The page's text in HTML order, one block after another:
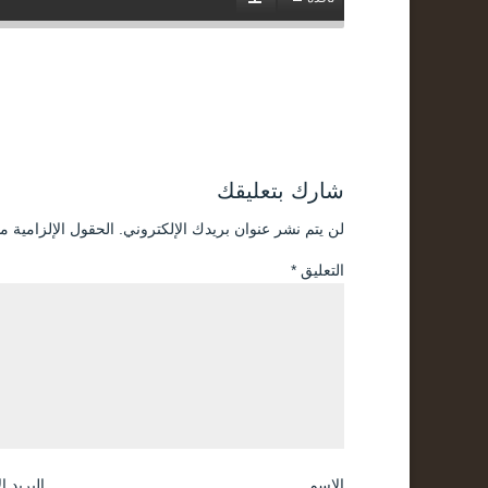
شارك بتعليقك
لن يتم نشر عنوان بريدك الإلكتروني. الحقول الإلزامية
التعليق *